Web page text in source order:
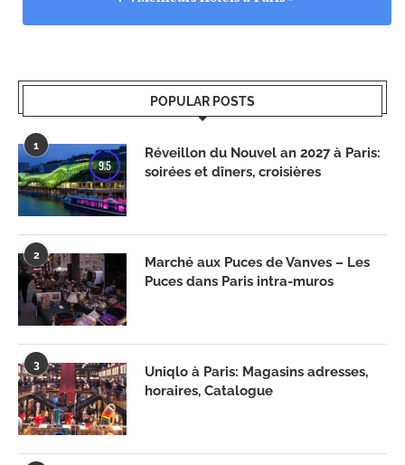
POPULAR POSTS
1
9.5
Réveillon du Nouvel an 2027 à Paris:
soirées et dîners, croisières
2
Marché aux Puces de Vanves – Les
Puces dans Paris intra-muros
3
Uniqlo à Paris: Magasins adresses,
horaires, Catalogue